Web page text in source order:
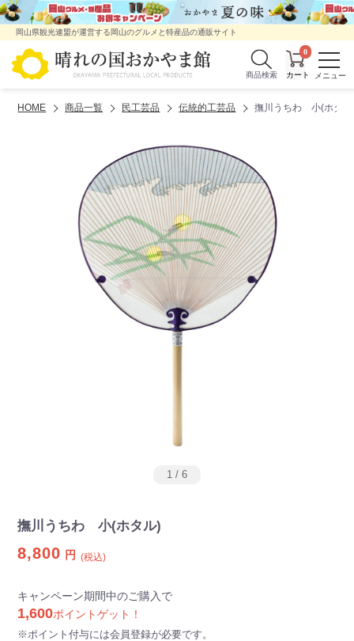
岡山県観光連盟が運営する岡山のグルメと特産品の通販サイト
商品検索
0
HOME 商品一覧 民工芸品 伝統的工芸品 撫川うちわ 小(ホタ
1 / 6
撫川うちわ 小(ホタル)
8,800 円 (税込)
キャンペーン期間中のご購入で
1,600ポイントゲット！
※ポイント付与には会員登録が必要です。